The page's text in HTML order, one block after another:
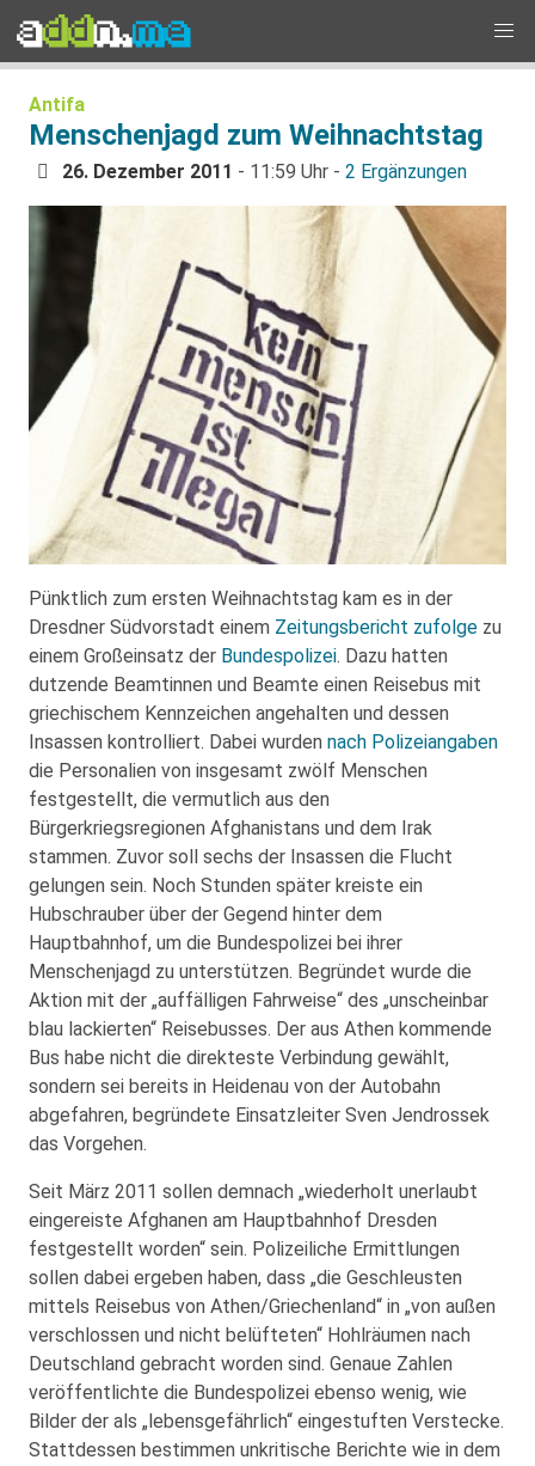
Antifa
Menschenjagd zum Weihnachtstag
26. Dezember 2011 - 11:59 Uhr - 2 Ergänzungen
Pünktlich zum ersten Weihnachtstag kam es in der
Dresdner Südvorstadt einem Zeitungsbericht zufolge zu
einem Großeinsatz der Bundespolizei. Dazu hatten
dutzende Beamtinnen und Beamte einen Reisebus mit
griechischem Kennzeichen angehalten und dessen
Insassen kontrolliert. Dabei wurden nach Polizeiangaben
die Personalien von insgesamt zwölf Menschen
festgestellt, die vermutlich aus den
Bürgerkriegsregionen Afghanistans und dem Irak
stammen. Zuvor soll sechs der Insassen die Flucht
gelungen sein. Noch Stunden später kreiste ein
Hubschrauber über der Gegend hinter dem
Hauptbahnhof, um die Bundespolizei bei ihrer
Menschenjagd zu unterstützen. Begründet wurde die
Aktion mit der „auffälligen Fahrweise“ des „unscheinbar
blau lackierten“ Reisebusses. Der aus Athen kommende
Bus habe nicht die direkteste Verbindung gewählt,
sondern sei bereits in Heidenau von der Autobahn
abgefahren, begründete Einsatzleiter Sven Jendrossek
das Vorgehen.
Seit März 2011 sollen demnach „wiederholt unerlaubt
eingereiste Afghanen am Hauptbahnhof Dresden
festgestellt worden“ sein. Polizeiliche Ermittlungen
sollen dabei ergeben haben, dass „die Geschleusten
mittels Reisebus von Athen/Griechenland“ in „von außen
verschlossen und nicht belüfteten“ Hohlräumen nach
Deutschland gebracht worden sind. Genaue Zahlen
veröffentlichte die Bundespolizei ebenso wenig, wie
Bilder der als „lebensgefährlich“ eingestuften Verstecke.
Stattdessen bestimmen unkritische Berichte wie in dem